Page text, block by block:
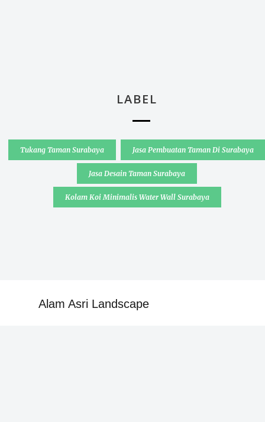
LABEL
Tukang Taman Surabaya Jasa Pembuatan Taman Di Surabaya
Jasa Desain Taman Surabaya
Kolam Koi Minimalis Water Wall Surabaya
Alam Asri Landscape